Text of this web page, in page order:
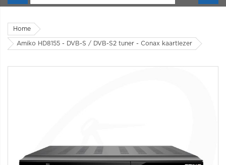
Home
Amiko HD8155 - DVB-S / DVB-S2 tuner - Conax kaartlezer